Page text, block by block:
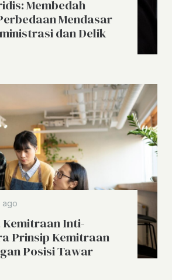
Membedah
Mendasar
dan Delik
ago
Inti-
Prinsip Kemitraan
Posisi Tawar